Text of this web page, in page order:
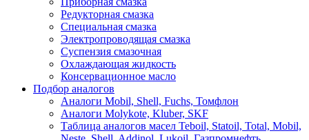
Редукторная смазка
Специальная смазка
Электропроводящая смазка
Суспензия смазочная
Охлаждающая жидкость
Консервационное масло
Подбор аналогов
Аналоги Mobil, Shell, Fuchs, Томфлон
Аналоги Molykote, Kluber, SKF
Таблица аналогов масел Teboil, Statoil, Total, Mobil,